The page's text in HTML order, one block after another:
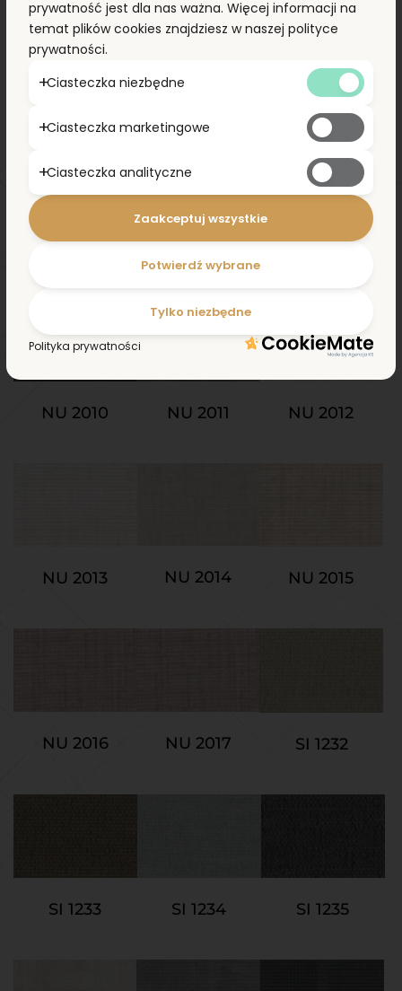
NU 2004 NU 2005 NU 2006
NU 2007 NU 2008 NU 2009
NU 2010 NU 2011 NU 2012
NU 2013 NU 2014 NU 2015
NU 2016 NU 2017 SI 1232
SI 1233 SI 1234 SI 1235
prywatność jest dla nas ważna. Więcej informacji na
temat plików cookies znajdziesz w naszej polityce
prywatności.
Ciasteczka niezbędne
Ciasteczka marketingowe
Ciasteczka analityczne
Tylko niezbędne
Potwierdź wybrane
Zaakceptuj wszystkie
Polityka prywatności